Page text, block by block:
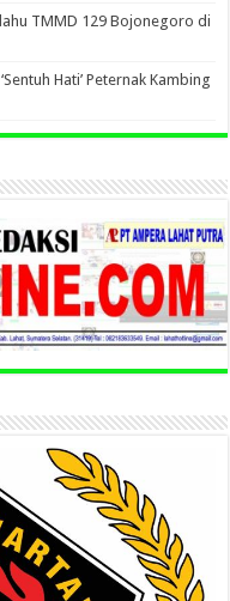
TMMD 129 Bojonegoro di
Hati’ Peternak Kambing